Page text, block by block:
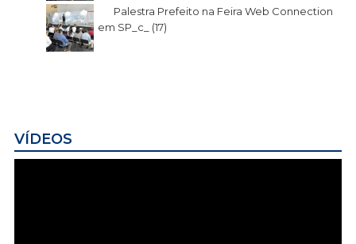
Palestra Prefeito na Feira Web Connection
em SP_c_ (17)
VÍDEOS